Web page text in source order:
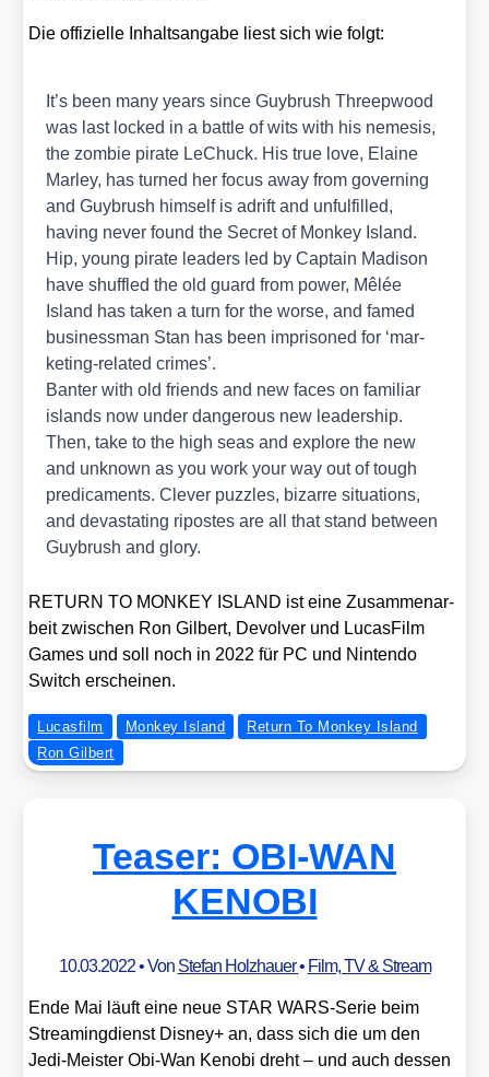
Die offi­zi­el­le Inhalts­an­ga­be liest sich wie folgt:
It’s been many years sin­ce Guy­brush Threep­wood
was last locked in a batt­le of wits with his neme­sis,
the zom­bie pira­te LeChuck. His true love, Elai­ne
Mar­ley, has tur­ned her focus away from gover­ning
and Guy­brush hims­elf is adrift and unful­fil­led,
having never found the Secret of Mon­key Island.
Hip, young pira­te lea­ders led by Cap­tain Madi­son
have shuf­fled the old guard from power, Mêlée
Island has taken a turn for the worse, and famed
busi­ness­man Stan has been impri­so­ned for ‘mar­
ke­ting-rela­ted cri­mes’.
Ban­ter with old fri­ends and new faces on fami­li­ar
islands now under dan­ge­rous new lea­der­ship.
Then, take to the high seas and explo­re the new
and unknown as you work your way out of tough
pre­di­ca­ments. Cle­ver puz­zles, bizar­re situa­tions,
and devas­ta­ting ripos­tes are all that stand bet­ween
Guy­brush and glo­ry.
RETURN TO MONKEY ISLAND ist eine Zusam­men­ar­
beit zwi­schen Ron Gil­bert, Devol­ver und Lucas­Film
Games und soll noch in 2022 für PC und Nin­ten­do
Switch erschei­nen.
Lucasfilm Monkey Island
Return To Monkey Island
Ron Gilbert
Teaser: OBI-WAN
KENOBI
10.03.2022• Von Stefan Holzhauer• Film, TV & Stream
Ende Mai läuft eine neue STAR WARS-Serie beim
Strea­ming­dienst Dis­ney+ an, dass sich die um den
Jedi-Meis­ter Obi-Wan Kenobi dreht – und auch des­sen